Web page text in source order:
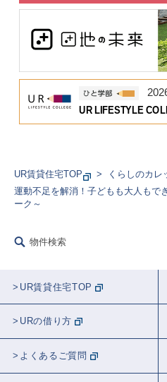
UR LIFESTYLE
UR賃貸住宅TOP くらしのカレ
運動不足を解消！子どもも大人もで
ーク～
物件検索
UR賃貸住宅TOP
URの借り方
よくあるご質問